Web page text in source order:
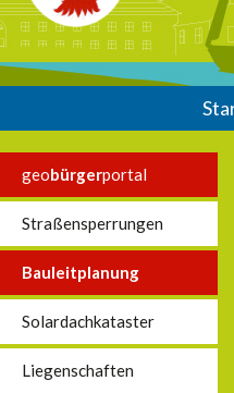
geobürgerportal
Straßensperrungen
Bauleitplanung
Solardachkataster
Liegenschaften